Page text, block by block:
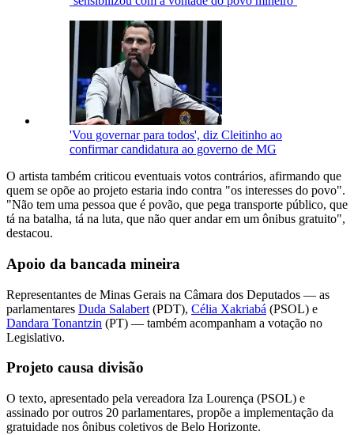
'Vou governar para todos', diz Cleitinho ao
confirmar candidatura ao governo de MG
O artista também criticou eventuais votos contrários, afirmando que
quem se opõe ao projeto estaria indo contra "os interesses do povo".
"Não tem uma pessoa que é povão, que pega transporte público, que
tá na batalha, tá na luta, que não quer andar em um ônibus gratuito",
destacou.
Apoio da bancada mineira
Representantes de Minas Gerais na Câmara dos Deputados — as
parlamentares Duda Salabert (PDT), Célia Xakriabá (PSOL) e
Dandara Tonantzin (PT) — também acompanham a votação no
Legislativo.
Projeto causa divisão
O texto, apresentado pela vereadora Iza Lourença (PSOL) e
assinado por outros 20 parlamentares, propõe a implementação da
gratuidade nos ônibus coletivos de Belo Horizonte.